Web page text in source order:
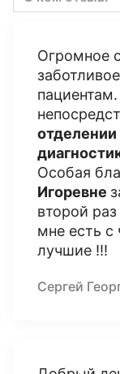
Огромное
Особая
Игоревне
второй
мне есть
лучшие !!!
Сергей